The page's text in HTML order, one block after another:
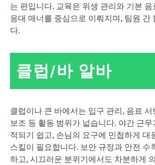
는 편입니다. 교육은 위생 관리와 기본 음
응대 매너를 중심으로 이뤄지며, 팀원 간
다.
클럽/바 알바
클럽이나 큰 바에서는 입구 관리, 음료 서
보조 등 활동 범위가 넓습니다. 야간 근
적되기 쉽고, 손님의 요구에 민첩하게 대
스킬이 필요합니다. 보안 규정과 안전 수
하고, 시끄러운 분위기에서도 차분하게